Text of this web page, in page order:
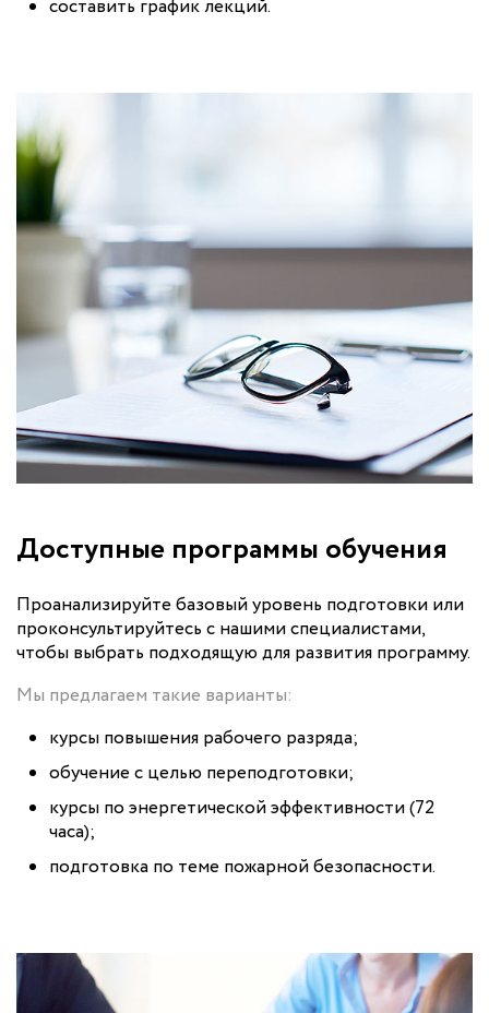
составить график лекций.
Доступные программы обучения
Проанализируйте базовый уровень подготовки или
проконсультируйтесь с нашими специалистами,
чтобы выбрать подходящую для развития программу.
Мы предлагаем такие варианты:
курсы повышения рабочего разряда;
обучение с целью переподготовки;
курсы по энергетической эффективности (72
часа);
подготовка по теме пожарной безопасности.